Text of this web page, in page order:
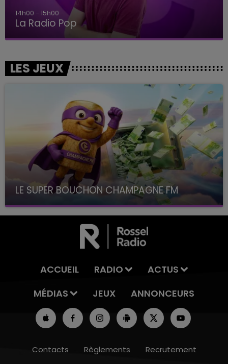
14h00 - 15h00
La Radio Pop
LES JEUX
LE SUPER BOUCHON CHAMPAGNE FM
avec La Famille Champagne FM, à 8H10
ACCUEIL RADIO
ACTUS
MÉDIAS
JEUX ANNONCEURS
Contacts Règlements Recrutement